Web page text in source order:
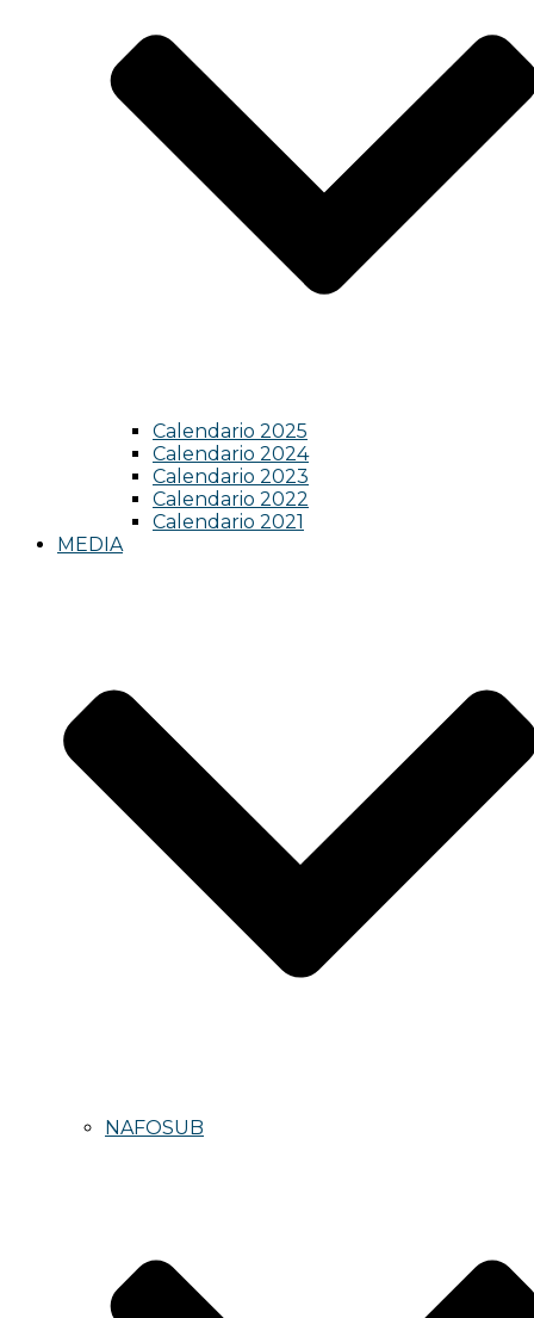
Calendario 2025
Calendario 2024
Calendario 2023
Calendario 2022
Calendario 2021
MEDIA
NAFOSUB